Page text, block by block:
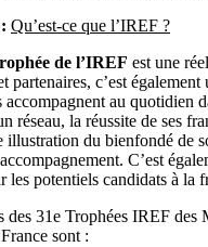
Qu’est-ce que l’IREF ?
de l’IREF est une
partenaires, c’est
accompagnent au quotidien
réseau, la réussite de ses
illustration du bienfondé de
C’est
les potentiels candidats à la
des 31e Trophées IREF des
sont :